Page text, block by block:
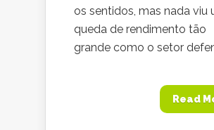
os sentidos, mas nada viu
queda de rendimento tão
grande como o setor
Read